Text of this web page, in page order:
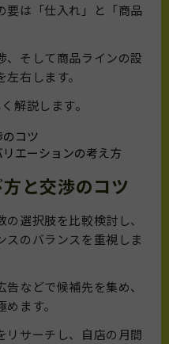
要は「仕入れ」と「商品
、そして商品ラインの設
右します。
解説します。
コツ
エーションの考え方
と交渉のコツ
選択肢を比較検討し、
スのバランスを重視しま
などで候補先を集め、
ます。
リサーチし、自店の月間